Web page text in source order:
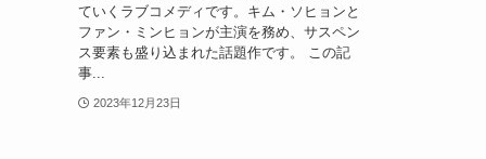
ていくラブコメディです。キム・ソヒョンと
ファン・ミンヒョンが主演を務め、サスペン
ス要素も盛り込まれた話題作です。 この記
事...
2023年12月23日